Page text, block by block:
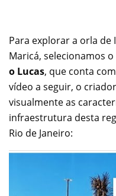
Para explorar a orla
Maricá, selecionamos
o Lucas, que conta
vídeo a seguir, o
visualmente as
infraestrutura desta
Rio de Janeiro: